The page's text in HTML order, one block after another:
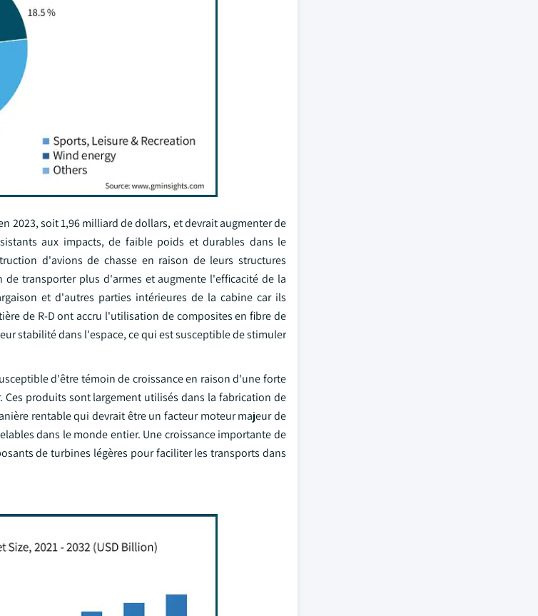
2023, soit 1,96 milliard de dollars, et devrait augmenter de
aux impacts, de faible poids et durables dans le
d'avions de chasse en raison de leurs structures
transporter plus d'armes et augmente l'efficacité de la
et d'autres parties intérieures de la cabine car ils
de R-D ont accru l'utilisation de composites en fibre de
stabilité dans l'espace, ce qui est susceptible de stimuler
d'être témoin de croissance en raison d'une forte
produits sont largement utilisés dans la fabrication de
rentable qui devrait être un facteur moteur majeur de
dans le monde entier. Une croissance importante de
de turbines légères pour faciliter les transports dans